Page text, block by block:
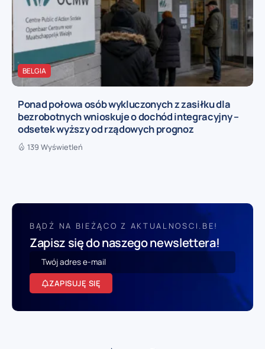
BELGIA
Ponad połowa osób wykluczonych z zasiłku dla
bezrobotnych wnioskuje o dochód integracyjny –
odsetek wyższy od rządowych prognoz
139 Wyświetleń
BĄDŹ NA BIEŻĄCO Z AKTUALNOSCI.BE!
Zapisz się do naszego newslettera!
ZAPISUJĘ SIĘ